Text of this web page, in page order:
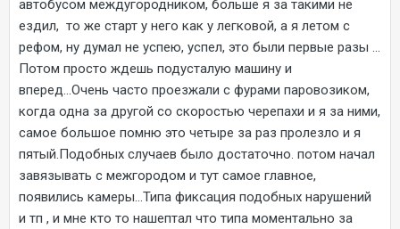
автобусом междугородником, больше я за такими не
ездил, то же старт у него как у легковой, а я летом с
рефом, ну думал не успею, успел, это были первые разы ...
Потом просто ждешь подусталую машину и
вперед...Очень часто проезжали с фурами паровозиком,
когда одна за другой со скоростью черепахи и я за ними,
самое большое помню это четыре за раз пролезло и я
пятый.Подобных случаев было достаточно. потом начал
завязывать с межгородом и тут самое главное,
появились камеры...Типа фиксация подобных нарушений
и тп , и мне кто то нашептал что типа моментально за